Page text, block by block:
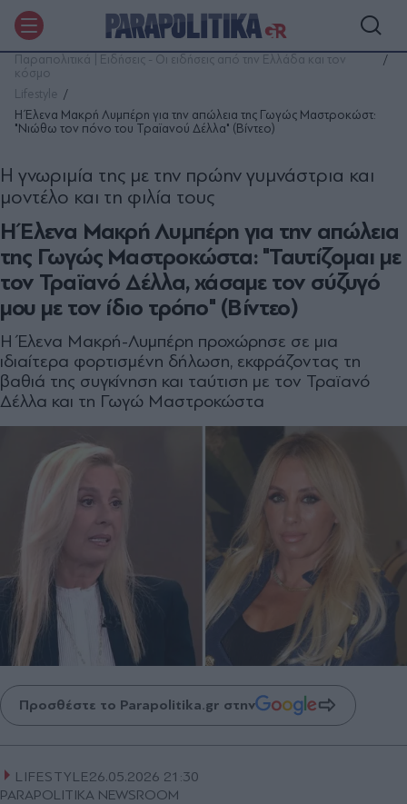
Παραπολιτικά | Ειδήσεις - Οι ειδήσεις από την Ελλάδα και τον
κόσμο
Lifestyle
Η Έλενα Μακρή Λυμπέρη για την απώλεια της Γωγώς Μαστροκώστ:
"Νιώθω τον πόνο του Τραϊανού Δέλλα" (Βίντεο)
Η Έλενα Μακρή Λυμπέρη για την απώλεια
της Γωγώς Μαστροκώστα: "Ταυτίζομαι με
τον Τραϊανό Δέλλα, χάσαμε τον σύζυγό
μου με τον ίδιο τρόπο" (Βίντεο)
Η γνωριμία της με την πρώην γυμνάστρια και
μοντέλο και τη φιλία τους
Η Έλενα Μακρή-Λυμπέρη προχώρησε σε μια
ιδιαίτερα φορτισμένη δήλωση, εκφράζοντας τη
βαθιά της συγκίνηση και ταύτιση με τον Τραϊανό
Δέλλα και τη Γωγώ Μαστροκώστα
Προσθέστε το Parapolitika.gr στην
LIFESTYLE26.05.2026 21:30
PARAPOLITIKA NEWSROOM